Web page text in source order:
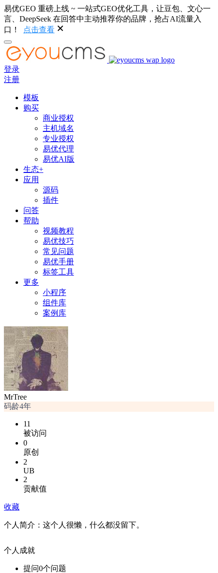
易优GEO 重磅上线 ~ 一站式GEO优化工具，让豆包、文心一
言、DeepSeek 在回答中主动推荐你的品牌，抢占AI流量入
口！
点击查看
登录
注册
模板
购买
商业授权
主机域名
专业授权
易优代理
易优AI版
生态+
应用
源码
插件
问答
帮助
视频教程
易优技巧
常见问题
易优手册
标签工具
更多
小程序
组件库
案例库
MrTree
码龄4年
11
被访问
0
原创
2
UB
2
贡献值
收藏
个人简介： 这个人很懒，什么都没留下。
个人成就
提问0个问题